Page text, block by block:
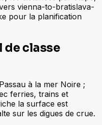
vienna-to-bratislava-
pour la planification
classe
à la mer Noire ;
ferries, trains et
la surface est
sur les digues de crue.